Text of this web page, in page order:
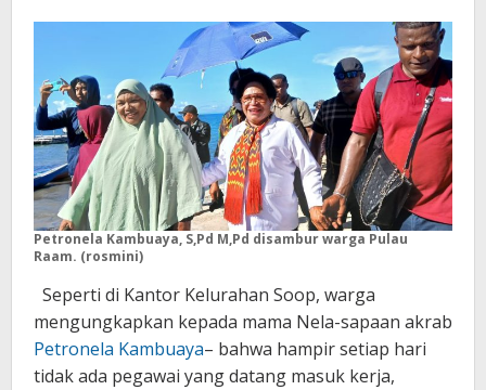
Petronela Kambuaya, S,Pd M,Pd disambur warga Pulau
Raam. (rosmini)
Seperti di Kantor Kelurahan Soop, warga
mengungkapkan kepada mama Nela-sapaan akrab
Petronela Kambuaya– bahwa hampir setiap hari
tidak ada pegawai yang datang masuk kerja,